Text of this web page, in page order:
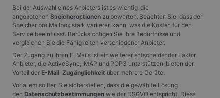
Bei der Auswahl eines Anbieters ist es wichtig, die
angebotenen Speicheroptionenzu bewerten. Beachten Sie, dass der
Speicher pro Mailbox stark variieren kann, was die Kosten für den
Service beeinflusst. Berücksichtigen Sie Ihre Bedürfnisse und
vergleichen Sie die Fähigkeiten verschiedener Anbieter.
Der Zugang zu Ihren E-Mails ist ein weiterer entscheidender Faktor.
Anbieter, die ActiveSync, IMAP und POP3 unterstützen, bieten den
Vorteil der E-Mail-Zugänglichkeit über mehrere Geräte.
Vor allem sollten Sie sicherstellen, dass die gewählte Lösung
den Datenschutzbestimmungenwie der DSGVO entspricht. Diese